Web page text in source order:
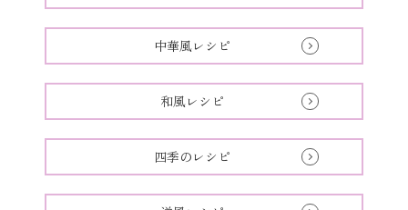
中華風レシピ
和風レシピ
四季のレシピ